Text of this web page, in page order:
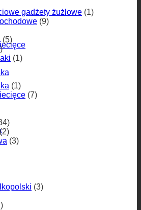
gadżety żużlowe (1)
(9)
(5)
(1)
(1)
(7)
(2)
(3)
(3)